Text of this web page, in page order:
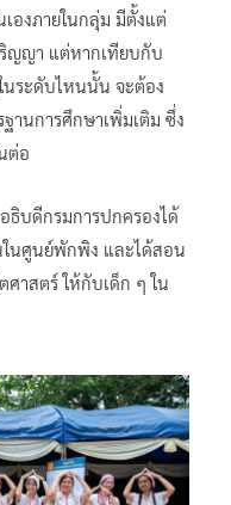
องภายในกลุ่ม มีตั้งแต่
ญญา แต่หากเทียบกับ
นระดับไหนนั้น จะต้อง
านการศึกษาเพิ่มเติม ซึ่ง
ต่อ
ธิบดีกรมการปกครองได้
ในศูนย์พักพิง และได้สอน
าสตร์ ให้กับเด็ก ๆ ใน